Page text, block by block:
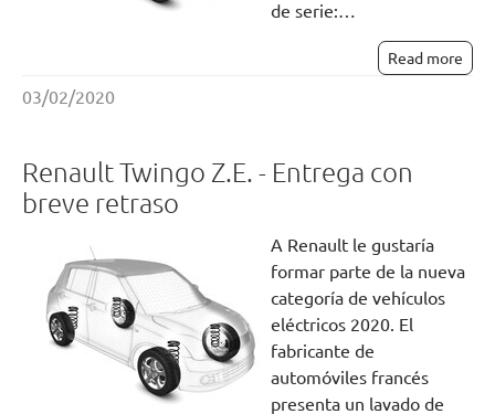
de serie:…
Read more
03/02/2020
Renault Twingo Z.E. - Entrega con
breve retraso
A Renault le gustaría
formar parte de la nueva
categoría de vehículos
eléctricos 2020. El
fabricante de
automóviles francés
presenta un lavado de